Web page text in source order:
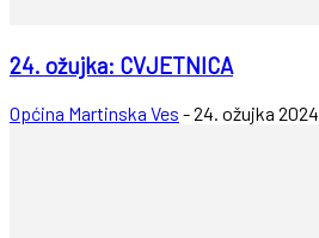
24. ožujka: CVJETNICA
Općina Martinska Ves -24. ožujka 2024.